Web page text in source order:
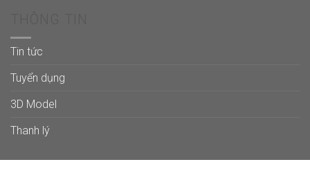
Tin tức
Tuyển dụng
3D Model
Thanh lý